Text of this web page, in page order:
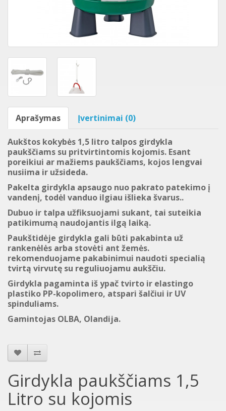
Aprašymas Įvertinimai (0)
Aukštos kokybės 1,5 litro talpos girdykla
paukščiams su pritvirtintomis kojomis. Esant
poreikiui ar mažiems paukščiams, kojos lengvai
nusiima ir užsideda.
Pakelta girdykla apsaugo nuo pakrato patekimo į
vandenį, todėl vanduo ilgiau išlieka švarus..
Dubuo ir talpa užfiksuojami sukant, tai suteikia
patikimumą naudojantis ilgą laiką.
Paukštidėje girdykla gali būti pakabinta už
rankenėlės arba stovėti ant žemės.
rekomenduojame pakabinimui naudoti specialią
tvirtą virvutę su reguliuojamu aukščiu.
Girdykla pagaminta iš ypač tvirto ir elastingo
plastiko PP-kopolimero, atspari šalčiui ir UV
spinduliams.
Gamintojas OLBA, Olandija.
Girdykla paukščiams 1,5
Litro su kojomis